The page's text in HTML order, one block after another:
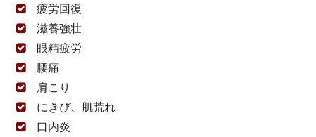
疲労回復
滋養強壮
眼精疲労
腰痛
肩こり
にきび、肌荒れ
口内炎